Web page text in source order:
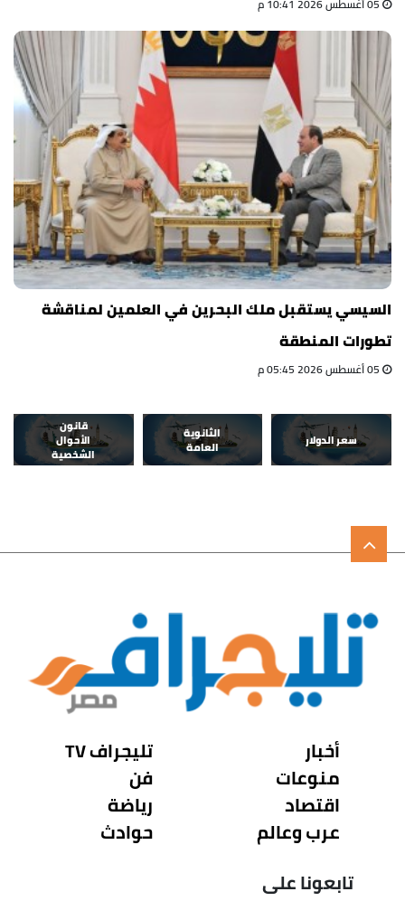
السيسي يستقبل ملك البحرين في العلمين لمناقشة
تطورات المنطقة
سعر الدولار
الثانوية
العامة
قانون
الأحوال
الشخصية
أخبار
منوعات
اقتصاد
عرب وعالم
تليجراف TV
فن
رياضة
حوادث
تابعونا على